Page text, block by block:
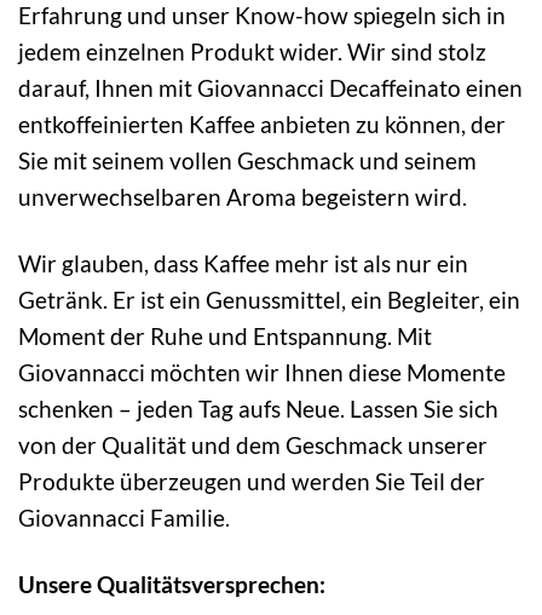
Erfahrung und unser Know-how spiegeln sich in
jedem einzelnen Produkt wider. Wir sind stolz
darauf, Ihnen mit Giovannacci Decaffeinato einen
entkoffeinierten Kaffee anbieten zu können, der
Sie mit seinem vollen Geschmack und seinem
unverwechselbaren Aroma begeistern wird.
Wir glauben, dass Kaffee mehr ist als nur ein
Getränk. Er ist ein Genussmittel, ein Begleiter, ein
Moment der Ruhe und Entspannung. Mit
Giovannacci möchten wir Ihnen diese Momente
schenken – jeden Tag aufs Neue. Lassen Sie sich
von der Qualität und dem Geschmack unserer
Produkte überzeugen und werden Sie Teil der
Giovannacci Familie.
Unsere Qualitätsversprechen: